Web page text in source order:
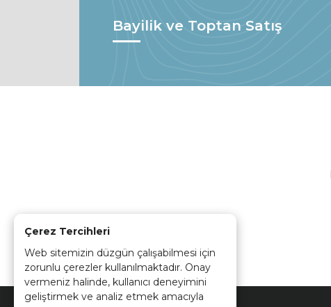
Çerez Tercihleri
Web sitemizin düzgün çalışabilmesi için
zorunlu çerezler kullanılmaktadır. Onay
vermeniz halinde, kullanıcı deneyimini
geliştirmek ve analiz etmek amacıyla
Bayilik ve Toptan Satış